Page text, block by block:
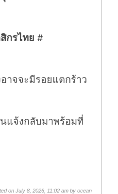
กรไทย #
าจจะมีรอยแตกร้าว
แจ้งกลับมาพร้อมที่
on July 8, 2026, 11:02 am by ocean